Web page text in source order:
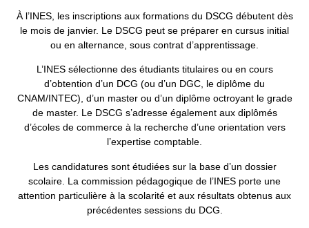
À l’INES, les inscriptions aux formations du DSCG débutent dès
le mois de janvier. Le DSCG peut se préparer en cursus initial
ou en alternance, sous contrat d’apprentissage.
L’INES sélectionne des étudiants titulaires ou en cours
d’obtention d’un DCG (ou d’un DGC, le diplôme du
CNAM/INTEC), d’un master ou d’un diplôme octroyant le grade
de master. Le DSCG s’adresse également aux diplômés
d’écoles de commerce à la recherche d’une orientation vers
l’expertise comptable.
Les candidatures sont étudiées sur la base d’un dossier
scolaire. La commission pédagogique de l’INES porte une
attention particulière à la scolarité et aux résultats obtenus aux
précédentes sessions du DCG.